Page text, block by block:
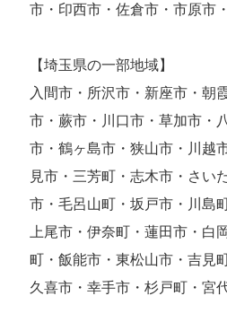
市・印西市・佐倉市・市原市
【埼玉県の一部地域】
入間市・所沢市・新座市・朝
市・蕨市・川口市・草加市・
市・鶴ヶ島市・狭山市・川越
見市・三芳町・志木市・さい
市・毛呂山町・坂戸市・川島
上尾市・伊奈町・蓮田市・白
町・飯能市・東松山市・吉見
久喜市・幸手市・杉戸町・宮